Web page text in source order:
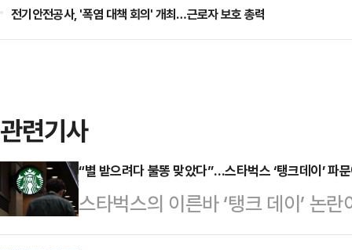
전기안전공사, '폭염 대책 회의' 개최…근로자 보호 총력
관련기사
“별 받으려다 불똥 맞았다”…스타벅스 ‘탱크데이’ 파
스타벅스의 이른바 ‘탱크 데이’ 논
운 카드사들도 상황을 예의주시하